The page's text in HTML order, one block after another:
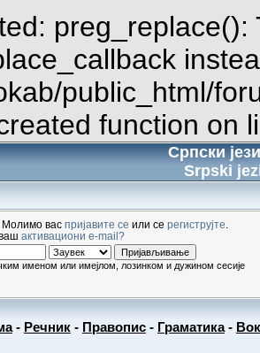
public_html/
function on
Српски
Srpski
. Молимо вас пријавите се или се региструјте
активациони e-mail?
именом или имејлом, лозинком и дужином сесије
- Речник - Правопис - Граматика-